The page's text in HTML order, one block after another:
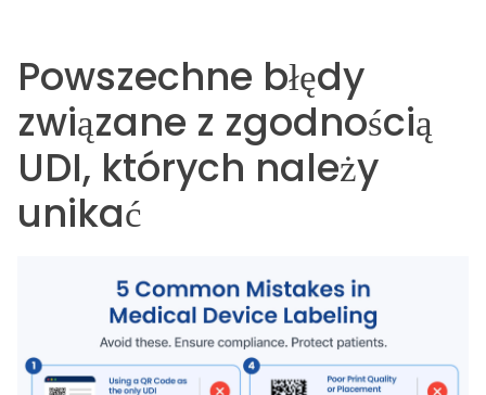
Powszechne błędy
związane z zgodnością
UDI, których należy
unikać